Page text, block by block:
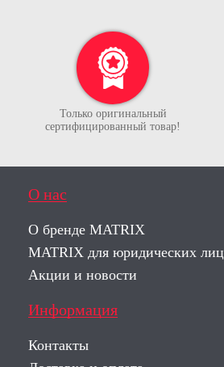
Только оригинальный
сертифицированный товар!
О нас
О бренде MATRIX
MATRIX для юридических лиц
Акции и новости
Информация
Контакты